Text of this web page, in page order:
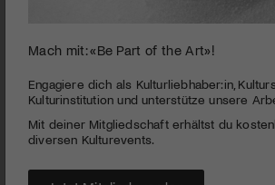
seconds
minute,
seconds
Hedi Schneider steckt fest
PUBLIZIERT AM 4. JUNI 2015
bleibt die Liebe, was sie ist: etwas ganz
Mach mit: «Be Part of the Art»!
Engagiere dich als Kulturliebhaber:in,
Kulturinstitution und unterstütze unsere
Mit deiner Mitgliedschaft erhältst du
diversen Kulturevents.